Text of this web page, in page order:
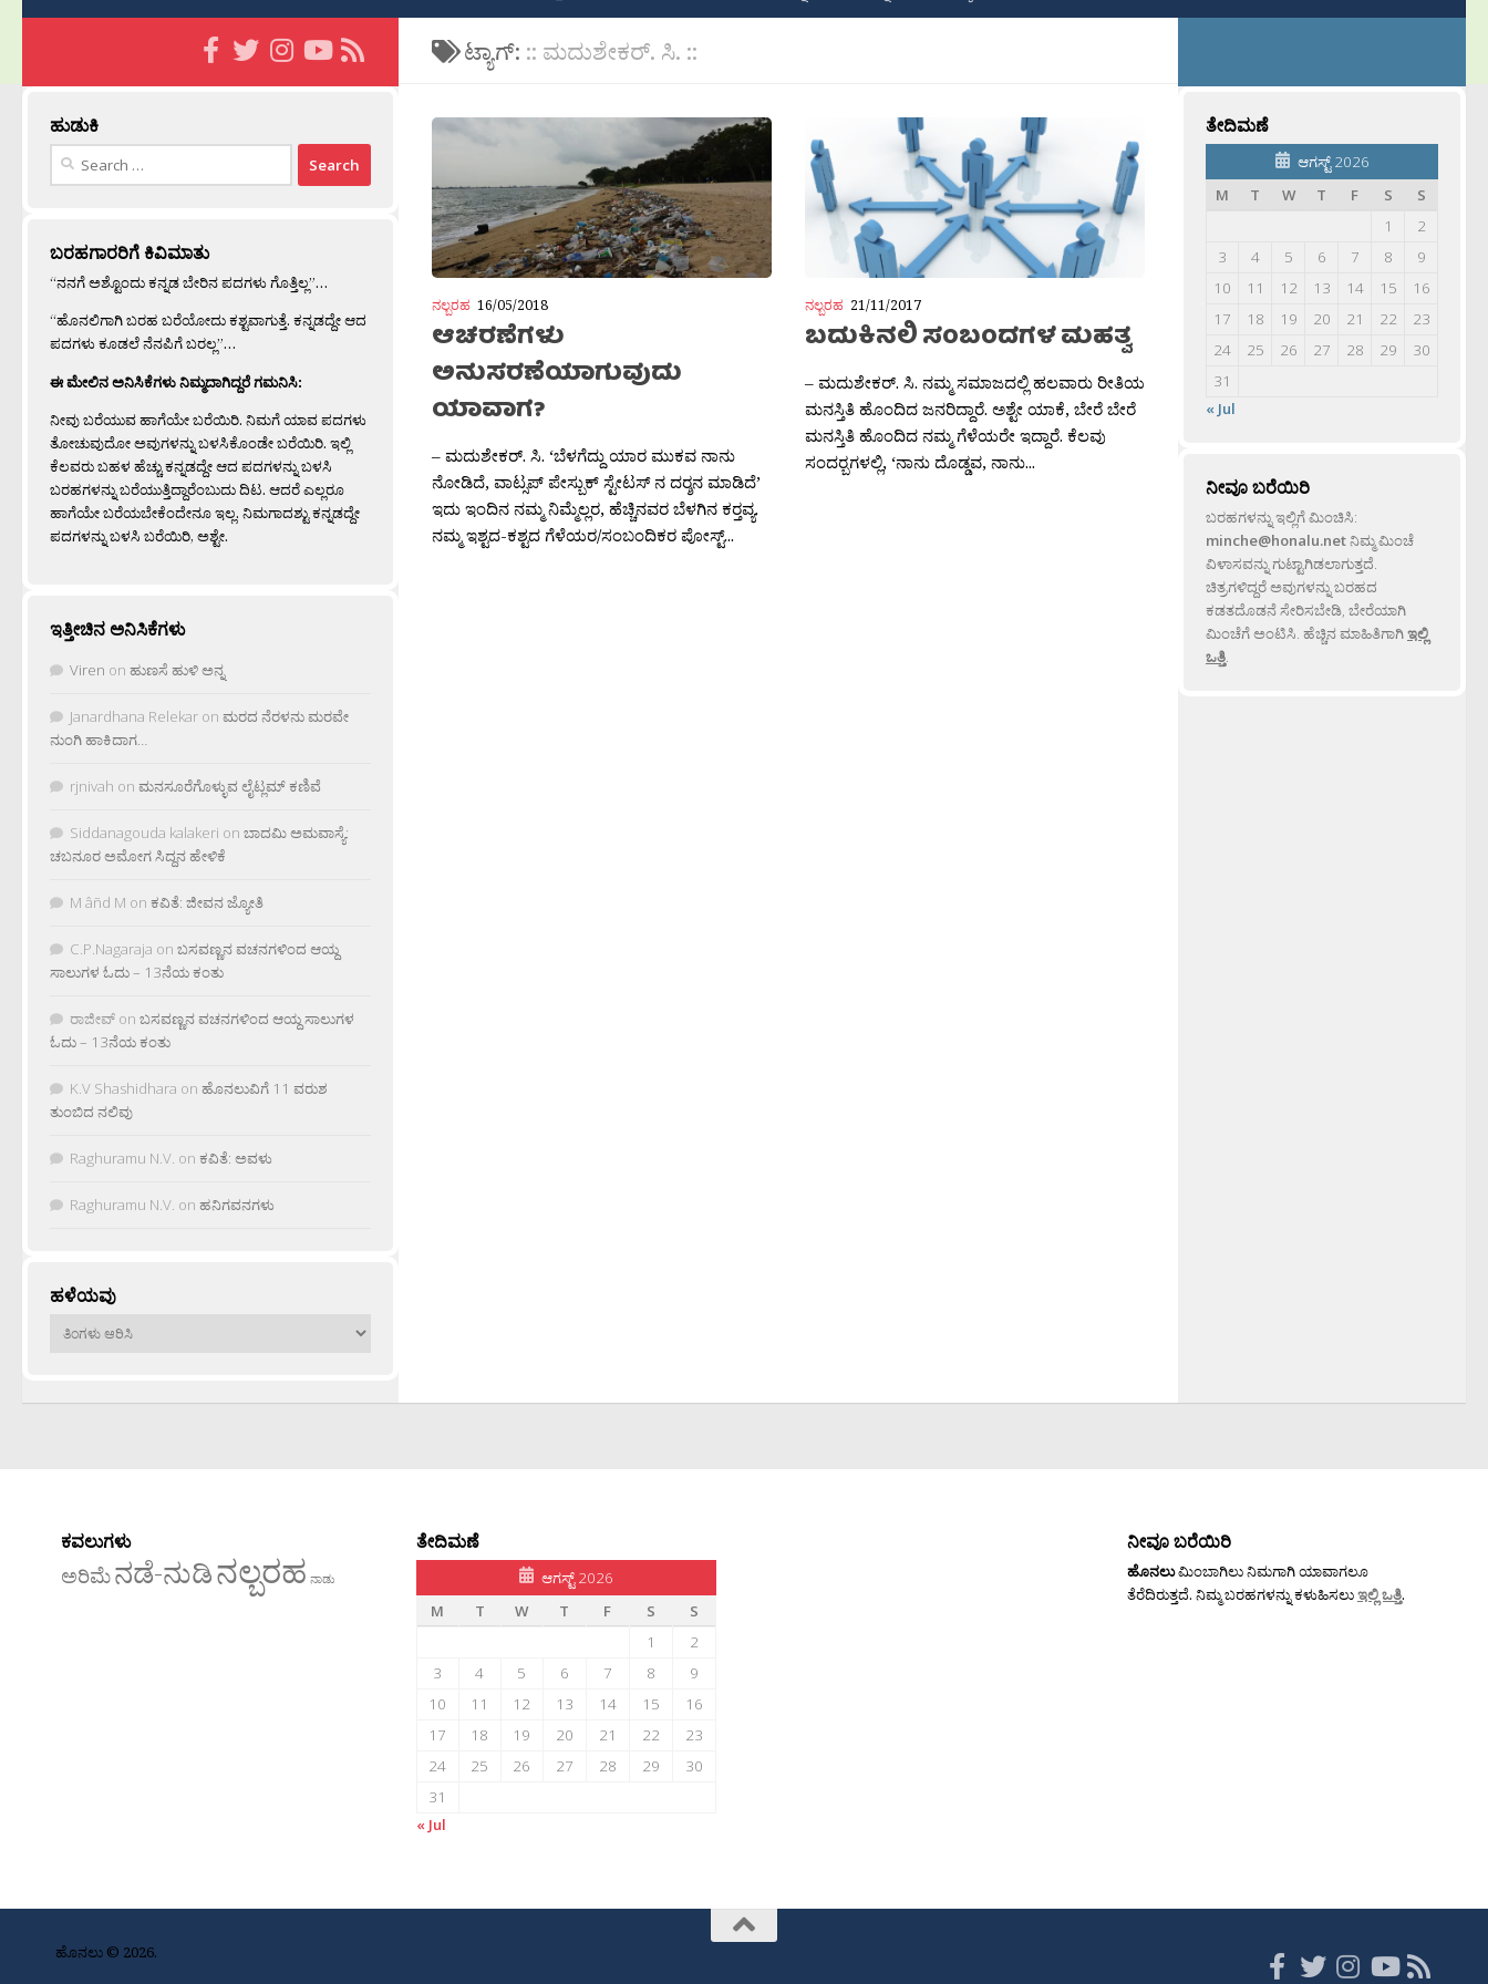
ಟ್ಯಾಗ್: :: ಮದುಶೇಕರ್. ಸಿ. ::
ನಲ್ಬರಹ 16/05/2018
ಆಚರಣೆಗಳು
ಅನುಸರಣೆಯಾಗುವುದು
ಯಾವಾಗ?
– ಮದುಶೇಕರ್. ಸಿ. ‘ಬೆಳಗೆದ್ದು ಯಾರ ಮುಕವ ನಾನು
ನೋಡಿದೆ, ವಾಟ್ಸಪ್ ಪೇಸ್ಬುಕ್ ಸ್ಟೇಟಸ್ ನ ದರ‍್ಶನ ಮಾಡಿದೆ’
ಇದು ಇಂದಿನ ನಮ್ಮ ನಿಮ್ಮೆಲ್ಲರ, ಹೆಚ್ಚಿನವರ ಬೆಳಗಿನ ಕರ‍್ತವ್ಯ.
ನಮ್ಮ ಇಶ್ಟದ-ಕಶ್ಟದ ಗೆಳೆಯರ/ಸಂಬಂದಿಕರ ಪೋಸ್ಟ್...
ನಲ್ಬರಹ 21/11/2017
ಬದುಕಿನಲಿ ಸಂಬಂದಗಳ ಮಹತ್ವ
– ಮದುಶೇಕರ್. ಸಿ. ನಮ್ಮ ಸಮಾಜದಲ್ಲಿ ಹಲವಾರು ರೀತಿಯ
ಮನಸ್ತಿತಿ ಹೊಂದಿದ ಜನರಿದ್ದಾರೆ. ಅಶ್ಟೇ ಯಾಕೆ, ಬೇರೆ ಬೇರೆ
ಮನಸ್ತಿತಿ ಹೊಂದಿದ ನಮ್ಮ ಗೆಳೆಯರೇ ಇದ್ದಾರೆ. ಕೆಲವು
ಸಂದರ‍್ಬಗಳಲ್ಲಿ, ‘ನಾನು ದೊಡ್ಡವ, ನಾನು...
ಹುಡುಕಿ
Search
ಬರಹಗಾರರಿಗೆ ಕಿವಿಮಾತು
“ನನಗೆ ಅಶ್ಟೊಂದು ಕನ್ನಡ ಬೇರಿನ ಪದಗಳು ಗೊತ್ತಿಲ್ಲ”…
“ಹೊನಲಿಗಾಗಿ ಬರಹ ಬರೆಯೋದು ಕಶ್ಟವಾಗುತ್ತೆ. ಕನ್ನಡದ್ದೇ ಆದ
ಪದಗಳು ಕೂಡಲೆ ನೆನಪಿಗೆ ಬರಲ್ಲ”…
ಈ ಮೇಲಿನ ಅನಿಸಿಕೆಗಳು ನಿಮ್ಮದಾಗಿದ್ದರೆ ಗಮನಿಸಿ:
ನೀವು ಬರೆಯುವ ಹಾಗೆಯೇ ಬರೆಯಿರಿ. ನಿಮಗೆ ಯಾವ ಪದಗಳು
ತೋಚುವುದೋ ಅವುಗಳನ್ನು ಬಳಸಿಕೊಂಡೇ ಬರೆಯಿರಿ. ಇಲ್ಲಿ
ಕೆಲವರು ಬಹಳ ಹೆಚ್ಚು ಕನ್ನಡದ್ದೇ ಆದ ಪದಗಳನ್ನು ಬಳಸಿ
ಬರಹಗಳನ್ನು ಬರೆಯುತ್ತಿದ್ದಾರೆಂಬುದು ದಿಟ. ಆದರೆ ಎಲ್ಲರೂ
ಹಾಗೆಯೇ ಬರೆಯಬೇಕೆಂದೇನೂ ಇಲ್ಲ. ನಿಮಗಾದಶ್ಟು ಕನ್ನಡದ್ದೇ
ಪದಗಳನ್ನು ಬಳಸಿ ಬರೆಯಿರಿ, ಅಶ್ಟೇ.
ಇತ್ತೀಚಿನ ಅನಿಸಿಕೆಗಳು
Viren on ಹುಣಸೆ ಹುಳಿ ಅನ್ನ
Janardhana Relekar on ಮರದ ನೆರಳನು ಮರವೇ
ನುಂಗಿ ಹಾಕಿದಾಗ…
rjnivah on ಮನಸೂರೆಗೊಳ್ಳುವ ಲೈಟ್ಲಮ್ ಕಣಿವೆ
Siddanagouda kalakeri on ಬಾದಮಿ ಅಮವಾಸ್ಯೆ:
ಚಬನೂರ ಅಮೋಗ ಸಿದ್ದನ ಹೇಳಿಕೆ
M âñd M on ಕವಿತೆ: ಜೀವನ ಜ್ಯೋತಿ
C.P.Nagaraja on ಬಸವಣ್ಣನ ವಚನಗಳಿಂದ ಆಯ್ದ
ಸಾಲುಗಳ ಓದು – 13ನೆಯ ಕಂತು
ರಾಜೀವ್ on ಬಸವಣ್ಣನ ವಚನಗಳಿಂದ ಆಯ್ದ ಸಾಲುಗಳ
ಓದು – 13ನೆಯ ಕಂತು
K.V Shashidhara on ಹೊನಲುವಿಗೆ 11 ವರುಶ
ತುಂಬಿದ ನಲಿವು
Raghuramu N.V. on ಕವಿತೆ: ಅವಳು
Raghuramu N.V. on ಹನಿಗವನಗಳು
ಹಳೆಯವು
ಹಳೆಯವು
ತೇದಿಮಣೆ
ಆಗಸ್ಟ್ 2026
M
T W T F S
S
1
2
3
4 5 6 7 8
9
10
11 12 13 14 15
16
17
18 19 20 21 22
23
24
25 26 27 28 29
30
31
« Jul
ನೀವೂ ಬರೆಯಿರಿ
ಬರಹಗಳನ್ನು ಇಲ್ಲಿಗೆ ಮಿಂಚಿಸಿ:
minche@honalu.netನಿಮ್ಮ ಮಿಂಚೆ
ವಿಳಾಸವನ್ನು ಗುಟ್ಟಾಗಿಡಲಾಗುತ್ತದೆ.
ಚಿತ್ರಗಳಿದ್ದರೆ ಅವುಗಳನ್ನು ಬರಹದ
ಕಡತದೊಡನೆ ಸೇರಿಸಬೇಡಿ, ಬೇರೆಯಾಗಿ
ಮಿಂಚೆಗೆ ಅಂಟಿಸಿ. ಹೆಚ್ಚಿನ ಮಾಹಿತಿಗಾಗಿಇಲ್ಲಿ
ಒತ್ತಿ.
ಕವಲುಗಳು
ಅರಿಮೆನಡೆ-ನುಡಿನಲ್ಬರಹ ನಾಡು
ತೇದಿಮಣೆ
ಆಗಸ್ಟ್ 2026
M
T W T F S
S
1
2
3
4 5 6 7 8
9
10
11 12 13 14 15
16
17
18 19 20 21 22
23
24
25 26 27 28 29
30
31
« Jul
ನೀವೂ ಬರೆಯಿರಿ
ಹೊನಲುಮಿಂಬಾಗಿಲು ನಿಮಗಾಗಿ ಯಾವಾಗಲೂ
ತೆರೆದಿರುತ್ತದೆ. ನಿಮ್ಮ ಬರಹಗಳನ್ನು ಕಳುಹಿಸಲುಇಲ್ಲಿ ಒತ್ತಿ.
ಹೊನಲು © 2026.